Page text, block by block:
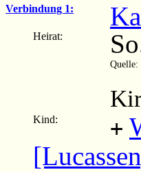
Verbindung 1:
Heirat:
Quelle:
Kind: +